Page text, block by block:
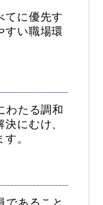
てに優先す
すい職場環
わたる調和
にむけ、
。